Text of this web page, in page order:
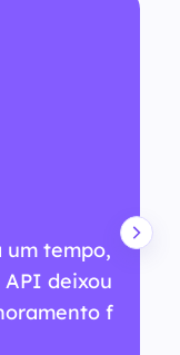
um tempo,
deixou
f